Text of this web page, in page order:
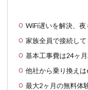
WiFi遅いを解決、
家族全員で接続し
基本工事費は24ヶ
他社から乗り換え
最大2ヶ月の無料体